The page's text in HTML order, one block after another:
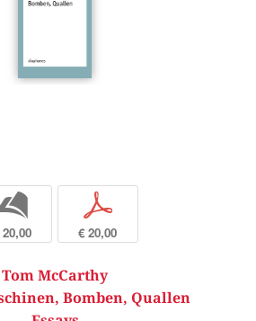
p
€ 20,00
Tom McCarthy
Bomben, Quallen